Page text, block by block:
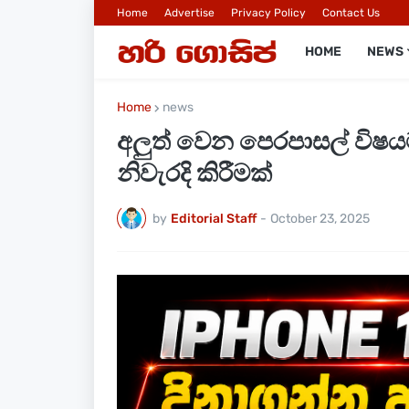
Home Advertise Privacy Policy Contact Us
HOME NEWS
Home news
අලුත් වෙන පෙරපාසල්
නිවැරදි කිරීමක්
by Editorial Staff - October 23, 2025